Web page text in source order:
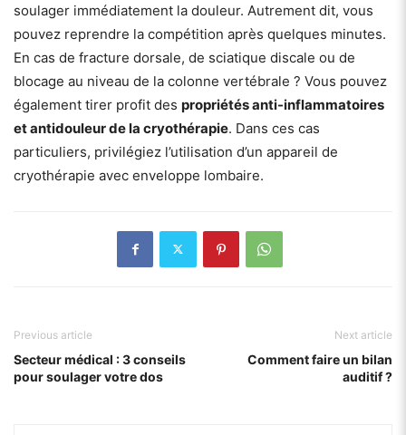
soulager immédiatement la douleur. Autrement dit, vous
pouvez reprendre la compétition après quelques minutes.
En cas de fracture dorsale, de sciatique discale ou de
blocage au niveau de la colonne vertébrale ? Vous pouvez
également tirer profit des propriétés anti-inflammatoires
et antidouleur de la cryothérapie. Dans ces cas
particuliers, privilégiez l’utilisation d’un appareil de
cryothérapie avec enveloppe lombaire.
Previous article
Secteur médical : 3 conseils
pour soulager votre dos
Next article
Comment faire un bilan
auditif ?